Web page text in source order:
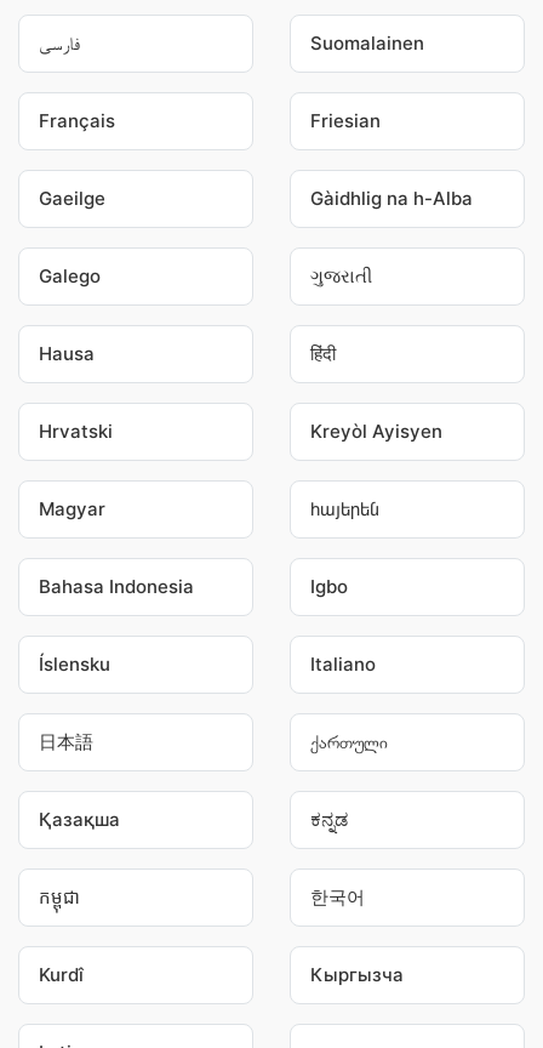
فارسی Suomalainen
Français Friesian
Gaeilge Gàidhlig na h-Alba
Galego ગુજરાતી
Hausa हिंदी
Hrvatski Kreyòl Ayisyen
Magyar հայերեն
Bahasa Indonesia Igbo
Íslensku Italiano
日本語 ქართული
Қазақша ಕನ್ನಡ
កម្ពុជា 한국어
Kurdî Кыргызча